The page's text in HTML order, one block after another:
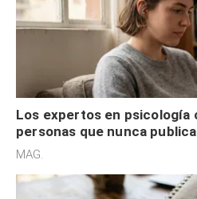
Los expertos en psicología
personas que nunca
redes sociales no
MAG.